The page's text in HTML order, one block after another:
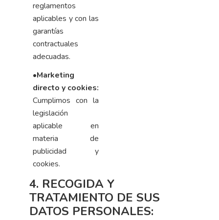
reglamentos
aplicables y con las
garantías
contractuales
adecuadas.
•Marketing
directo y cookies:
Cumplimos con la
legislación
aplicable en
materia de
publicidad y
cookies.
4. RECOGIDA Y
TRATAMIENTO DE SUS
DATOS PERSONALES: